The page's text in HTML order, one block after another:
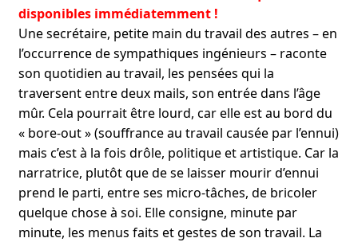
disponibles immédiatemment !
Une secrétaire, petite main du travail des autres – en
l’occurrence de sympathiques ingénieurs – raconte
son quotidien au travail, les pensées qui la
traversent entre deux mails, son entrée dans l’âge
mûr. Cela pourrait être lourd, car elle est au bord du
« bore-out » (souffrance au travail causée par l’ennui)
mais c’est à la fois drôle, politique et artistique. Car la
narratrice, plutôt que de se laisser mourir d’ennui
prend le parti, entre ses micro-tâches, de bricoler
quelque chose à soi. Elle consigne, minute par
minute, les menus faits et gestes de son travail. La